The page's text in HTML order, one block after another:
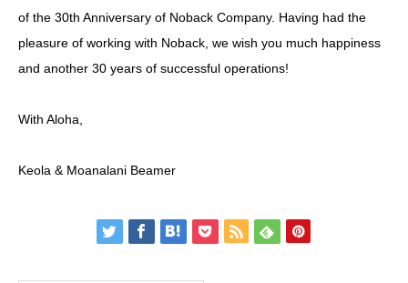
of the 30th Anniversary of Noback Company. Having had the
pleasure of working with Noback, we wish you much happiness
and another 30 years of successful operations!
With Aloha,
Keola & Moanalani Beamer